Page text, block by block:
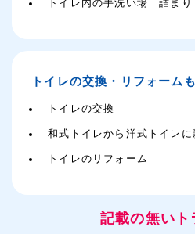
トイレ内の手洗い場 詰まり
トイレの交換・リフォーム
トイレの交換
和式トイレから洋式トイレに
トイレのリフォーム
記載の無いト